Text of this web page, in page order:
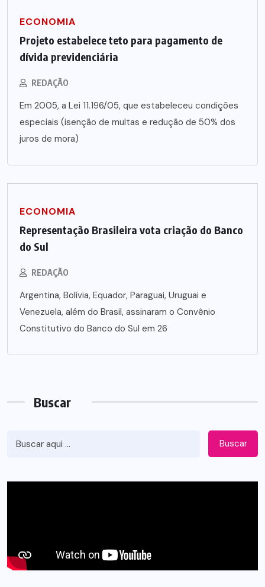
ECONOMIA
Projeto estabelece teto para pagamento de
dívida previdenciária
REDAÇÃO
Em 2005, a Lei 11.196/05, que estabeleceu condições
especiais (isenção de multas e redução de 50% dos
juros de mora)
ECONOMIA
Representação Brasileira vota criação do Banco
do Sul
REDAÇÃO
Argentina, Bolívia, Equador, Paraguai, Uruguai e
Venezuela, além do Brasil, assinaram o Convênio
Constitutivo do Banco do Sul em 26
Buscar
Buscar